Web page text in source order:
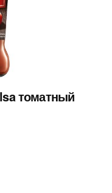
томатный